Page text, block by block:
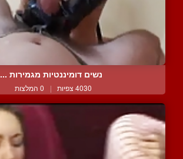
נשים דומיננטיות מגמירות ...
4030 צפיות | 0 המלצות